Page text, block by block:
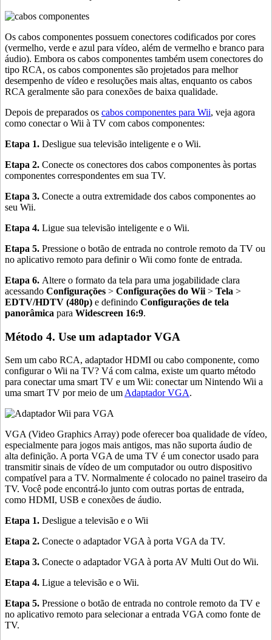
Os cabos componentes possuem conectores codificados por cores
(vermelho, verde e azul para vídeo, além de vermelho e branco para
áudio). Embora os cabos componentes também usem conectores do
tipo RCA, os cabos componentes são projetados para melhor
desempenho de vídeo e resoluções mais altas, enquanto os cabos
RCA geralmente são para conexões de baixa qualidade.
Depois de preparados os cabos componentes para Wii, veja agora
como conectar o Wii à TV com cabos componentes:
Etapa 1. Desligue sua televisão inteligente e o Wii.
Etapa 2. Conecte os conectores dos cabos componentes às portas
componentes correspondentes em sua TV.
Etapa 3. Conecte a outra extremidade dos cabos componentes ao
seu Wii.
Etapa 4. Ligue sua televisão inteligente e o Wii.
Etapa 5. Pressione o botão de entrada no controle remoto da TV ou
no aplicativo remoto para definir o Wii como fonte de entrada.
Etapa 6. Altere o formato da tela para uma jogabilidade clara
acessando Configurações > Configurações do Wii > Tela >
EDTV/HDTV (480p) e definindo Configurações de tela
panorâmica para Widescreen 16:9.
Método 4. Use um adaptador VGA
Sem um cabo RCA, adaptador HDMI ou cabo componente, como
configurar o Wii na TV? Vá com calma, existe um quarto método
para conectar uma smart TV e um Wii: conectar um Nintendo Wii a
uma smart TV por meio de um Adaptador VGA.
VGA (Video Graphics Array) pode oferecer boa qualidade de vídeo,
especialmente para jogos mais antigos, mas não suporta áudio de
alta definição. A porta VGA de uma TV é um conector usado para
transmitir sinais de vídeo de um computador ou outro dispositivo
compatível para a TV. Normalmente é colocado no painel traseiro da
TV. Você pode encontrá-lo junto com outras portas de entrada,
como HDMI, USB e conexões de áudio.
Etapa 1. Desligue a televisão e o Wii
Etapa 2. Conecte o adaptador VGA à porta VGA da TV.
Etapa 3. Conecte o adaptador VGA à porta AV Multi Out do Wii.
Etapa 4. Ligue a televisão e o Wii.
Etapa 5. Pressione o botão de entrada no controle remoto da TV e
no aplicativo remoto para selecionar a entrada VGA como fonte de
TV.